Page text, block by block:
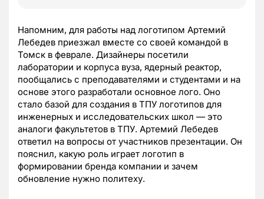
Напомним, для работы над логотипом Артемий
Лебедев приезжал вместе со своей командой в
Томск в феврале. Дизайнеры посетили
лаборатории и корпуса вуза, ядерный реактор,
пообщались с преподавателями и студентами и на
основе этого разработали основное лого. Оно
стало базой для создания в ТПУ логотипов для
инженерных и исследовательских школ — это
аналоги факультетов в ТПУ. Артемий Лебедев
ответил на вопросы от участников презентации. Он
пояснил, какую роль играет логотип в
формировании бренда компании и зачем
обновление нужно политеху.